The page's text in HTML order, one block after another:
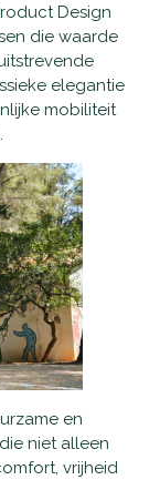
Design
die waarde
elegantie
mobiliteit
en
niet alleen
vrijheid